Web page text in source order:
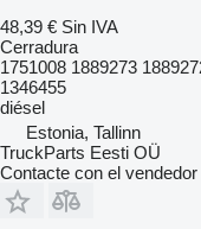
48,39 € Sin IVA
Cerradura
1751008 1889273
1346455
diésel
Estonia, Tallinn
TruckParts Eesti OÜ
Contacte con el vendedor